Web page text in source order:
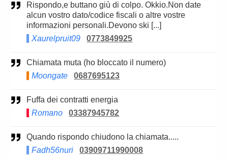
Rispondo,e buttano giù di colpo. Okkio.Non date
alcun vostro dato/codice fiscali o altre vostre
informazioni personali.Devono ski [...]
Xaurelpruit09
0773849925
Chiamata muta (ho bloccato il numero)
Moongate
0687695123
Fuffa dei contratti energia
Romano
03387945782
Quando rispondo chiudono la chiamata.....
Fadh56nuri
03909711990008